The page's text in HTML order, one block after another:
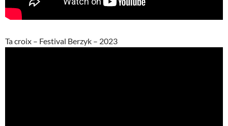
Ta croix – Festival Berzyk – 2023